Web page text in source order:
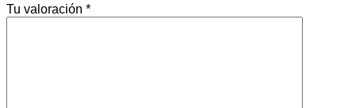
Tu valoración *